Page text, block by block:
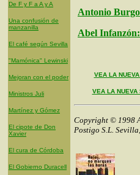
De F y F a A y A
Una confusión de
manzanilla
El café según Sevilla
"Mamónica" Lewinski
Mejoran con el poder
Ministros Juli
Martínez y Gómez
El cipote de Don
Xavier
El cura de Córdoba
El Gobierno Duracell
Antonio
Abel
VEA LA
VEA LA NUEVA
Copyright © 1998
Postigo S.L.